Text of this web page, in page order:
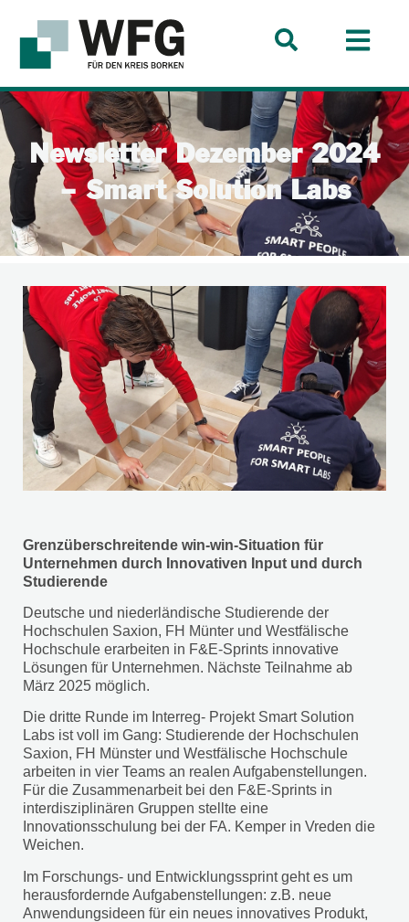
Newsletter Dezember 2024
– Smart Solution Labs
Grenzüberschreitende win-win-Situation für
Unternehmen durch Innovativen Input und durch
Studierende
Deutsche und niederländische Studierende der
Hochschulen Saxion, FH Münter und Westfälische
Hochschule erarbeiten in F&E-Sprints innovative
Lösungen für Unternehmen. Nächste Teilnahme ab
März 2025 möglich.
Die dritte Runde im Interreg- Projekt Smart Solution
Labs ist voll im Gang: Studierende der Hochschulen
Saxion, FH Münster und Westfälische Hochschule
arbeiten in vier Teams an realen Aufgabenstellungen.
Für die Zusammenarbeit bei den F&E-Sprints in
interdisziplinären Gruppen stellte eine
Innovationsschulung bei der FA. Kemper in Vreden die
Weichen.
Im Forschungs- und Entwicklungssprint geht es um
herausfordernde Aufgabenstellungen: z.B. neue
Anwendungsideen für ein neues innovatives Produkt,